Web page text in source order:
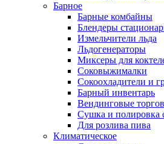
Барное
Барные комбайны
Блендеры
Измельчители льда
Льдогенераторы
Миксеры для
Соковыжималки
Сокоохладители и
Барный инвентарь
Вендинговые
Сушка и полировка
Для розлива пива
Климатическое